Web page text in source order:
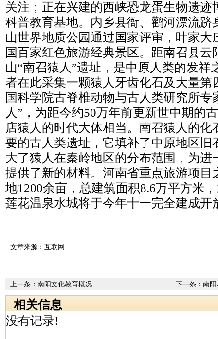
关注；正在兴建的西峡恐龙蛋生物遗
科普教育基地。内乡县衙、鹳河漂流跻
山世界地质公园通过国家评审，叶家
国百家红色旅游经典景区。距南召县云
山“南召猿人”遗址，是中原人类的发祥
者在此采集一颗猿人牙齿化石及大量第
国科学院古脊椎动物与古人类研究所专
人”，为距今约50万年前更新世中期的
店猿人的时代大体相当。南召猿人的
要的古人类遗址，它填补了中原地区旧
大了猿人在秦岭地区的分布范围，为进
提供了新的材料。河南省重点旅游项目
地1200余亩，总建筑面积8.6万平方米
莲花温泉水城将于今年十一完全建成开
文章来源：互联网
下一条： 南阳
上一条： 南阳文化教育概况
相关信息
没有记录!